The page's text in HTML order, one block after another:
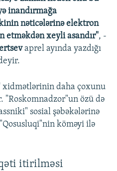
inandırmağa
nəticələrinə elektron
etməkdən xeyli asandır", -
aprel ayında yazdığı
xidmətlərinin daha çoxunu
"Roskomnadzor"un özü də
sosial şəbəkələrinə
köməyi ilə
itirilməsi